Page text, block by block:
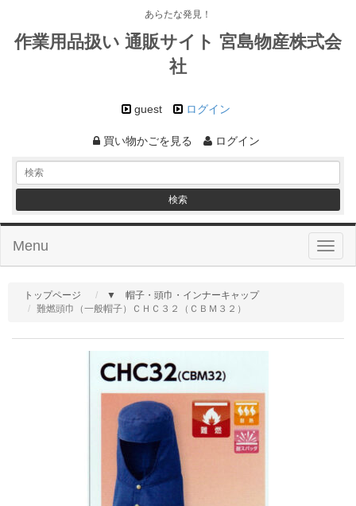
あらたな発見！
作業用品扱い 通販サイト 宮島物産株式会
社
guest ログイン
買い物かごを見る ログイン
Menu
トップページ
▼ 帽子・頭巾・インナーキャップ
難燃頭巾（一般帽子）ＣＨＣ３２（ＣＢＭ３２）